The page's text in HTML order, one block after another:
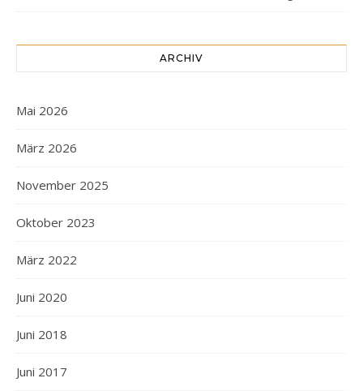
ARCHIV
Mai 2026
März 2026
November 2025
Oktober 2023
März 2022
Juni 2020
Juni 2018
Juni 2017